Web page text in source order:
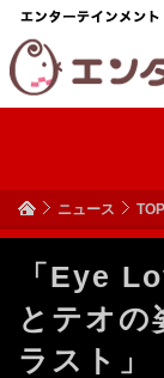
ニュース
「Eye
とテオの
ラスト」